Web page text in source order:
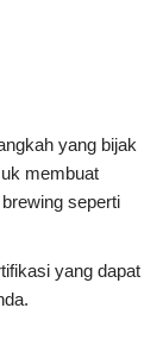
yang bijak
membuat
seperti
yang dapat